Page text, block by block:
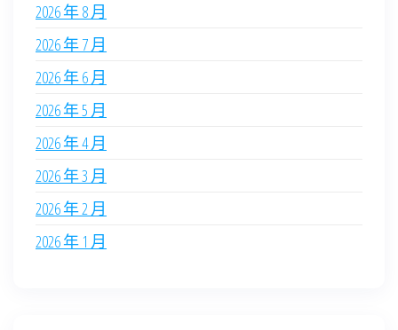
2026 年 8 月
2026 年 7 月
2026 年 6 月
2026 年 5 月
2026 年 4 月
2026 年 3 月
2026 年 2 月
2026 年 1 月